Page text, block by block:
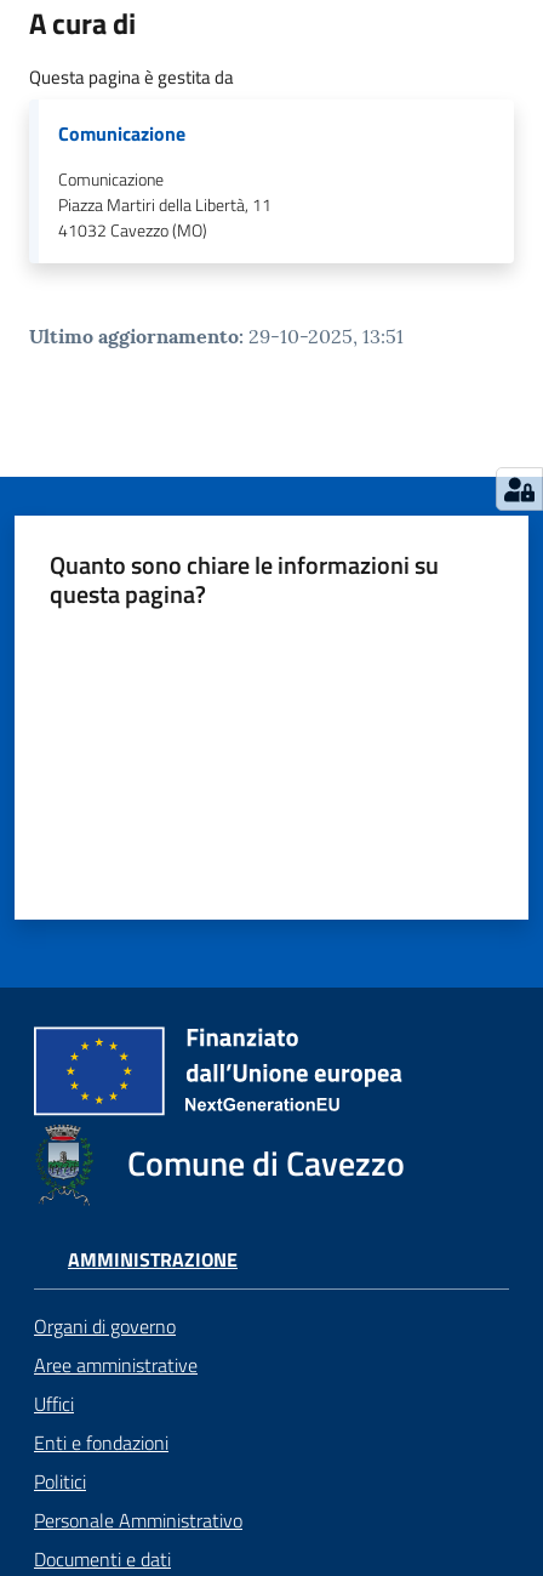
A cura di
Questa pagina è gestita da
Comunicazione
Comunicazione
Piazza Martiri della Libertà, 11
41032Cavezzo (MO)
Ultimo aggiornamento: 29-10-2025, 13:51
Quanto sono chiare le informazioni su
questa pagina?
Comune di Cavezzo
AMMINISTRAZIONE
Organi di governo
Aree amministrative
Uffici
Enti e fondazioni
Politici
Personale Amministrativo
Documenti e dati